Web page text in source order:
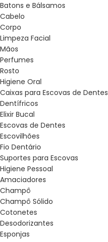
Batons e Bálsamos
Cabelo
Corpo
Limpeza Facial
Mãos
Perfumes
Rosto
Higiene Oral
Caixas para Escovas de Dentes
Dentífricos
Elixir Bucal
Escovas de Dentes
Escovilhões
Fio Dentário
Suportes para Escovas
Higiene Pessoal
Amaciadores
Champô
Champô Sólido
Cotonetes
Desodorizantes
Esponjas